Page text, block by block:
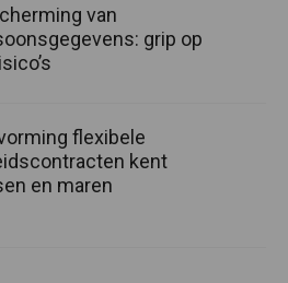
van
grip op
flexibele
kent
en maren